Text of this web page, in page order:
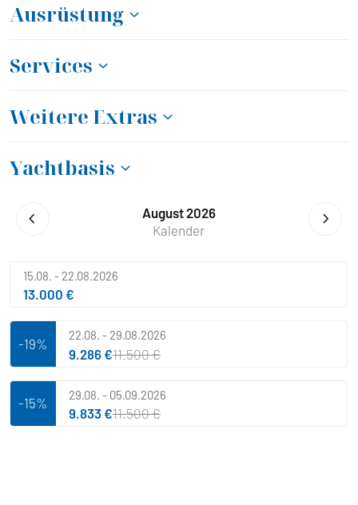
Ausrüstung
Services
Weitere Extras
Yachtbasis
August 2026
Kalender
15.08. - 22.08.2026
13.000 €
-19%
22.08. - 29.08.2026
9.286 €11.500 €
-15%
29.08. - 05.09.2026
9.833 €11.500 €